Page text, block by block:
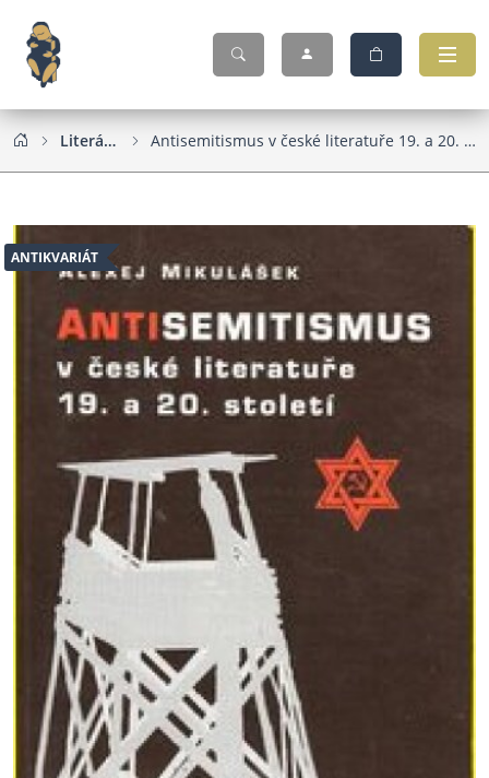
Literární věda Antisemitismus v české literatuře 19. a 20. století : teoretická a historická studie
ANTIKVARIÁT